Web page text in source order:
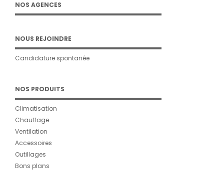
NOS AGENCES
NOUS REJOINDRE
Candidature spontanée
NOS PRODUITS
Climatisation
Chauffage
Ventilation
Accessoires
Outillages
Bons plans